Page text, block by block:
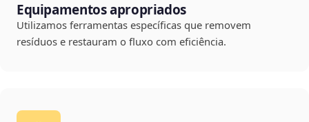
Equipamentos apropriados
Utilizamos ferramentas específicas que removem
resíduos e restauram o fluxo com eficiência.